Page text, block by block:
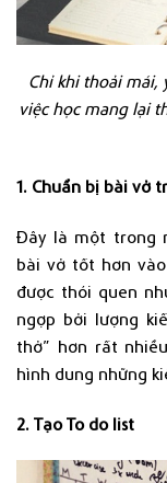
Chỉ khi thoải mái,
việc học mang lại
1. Chuẩn bị bài vở
Đây là một trong
bài vở tốt hơn
được thói quen
ngợp bởi lượng
thở” hơn rất
hình dung những
2. Tạo To do list